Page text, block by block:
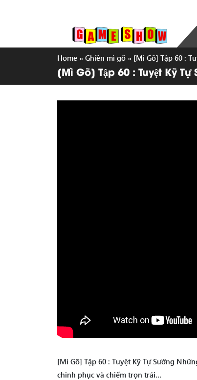
Home » Ghiền mì gõ » [Mì Gõ] Tập 60 :
[Mì Gõ] Tập 60 : Tuyệt Kỹ Tự
[Mì Gõ] Tập 60 : Tuyệt Kỹ Tự Sướng
chinh phục và chiếm trọn trái…